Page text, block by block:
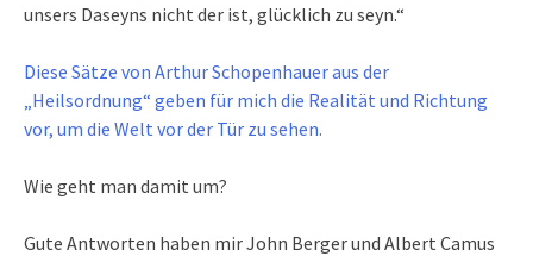
unsers Daseyns nicht der ist, glücklich zu seyn.“
Diese Sätze von Arthur Schopenhauer aus der
„Heilsordnung“ geben für mich die Realität und Richtung
vor, um die Welt vor der Tür zu sehen.
Wie geht man damit um?
Gute Antworten haben mir John Berger und Albert Camus